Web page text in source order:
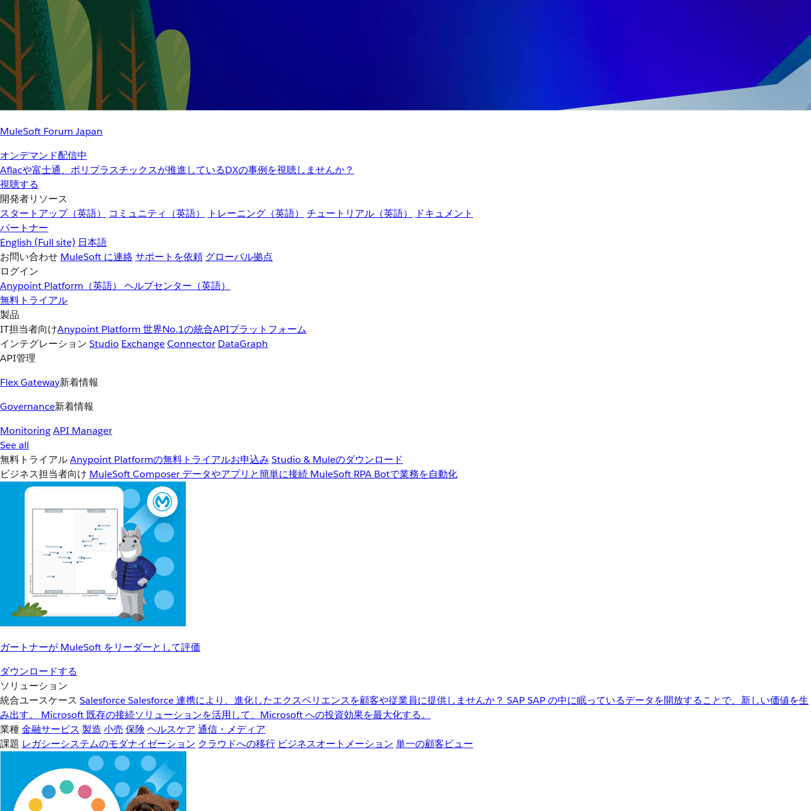
MuleSoft Forum Japan
オンデマンド配信中
Aflacや富士通、ポリプラスチックスが推進しているDXの事例を視聴しませんか？
視聴する
開発者リソース
スタートアップ（英語）
コミュニティ（英語） トレーニング（英語） チュートリアル（英語）
ドキュメント
パートナー
English (Full site) 日本語
お問い合わせ MuleSoft に連絡サポートを依頼 グローバル拠点
ログイン
Anypoint Platform（英語） ヘルプセンター（英語）
無料トライアル
製品
IT担当者向けAnypoint Platform 世界No.1の統合APIプラットフォーム
インテグレーション Studio ExchangeConnector DataGraph
API管理
Flex Gateway新着情報
Governance新着情報
MonitoringAPI Manager
See all
無料トライアルAnypoint Platformの無料トライアルお申込み Studio & Muleのダウンロード
ビジネス担当者向け MuleSoft Composer データやアプリと簡単に接続 MuleSoft RPA Botで業務を自動化
ガートナーが MuleSoft をリーダーとして評価
ダウンロードする
ソリューション
統合ユースケース SalesforceSalesforce 連携により、進化したエクスペリエンスを顧客や従業員に提供しませんか？ SAPSAP の中に眠っているデータを開放することで、新しい価値を生
み出す。
Microsoft 既存の接続ソリューションを活用して、Microsoft への投資効果を最大化する。
業種金融サービス 製造 小売 保険 ヘルスケア 通信・メディア
課題 レガシーシステムのモダナイゼーション クラウドへの移行 ビジネスオートメーション 単一の顧客ビュー